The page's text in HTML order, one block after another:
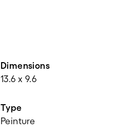
Dimensions
13.6 x 9.6
Type
Peinture